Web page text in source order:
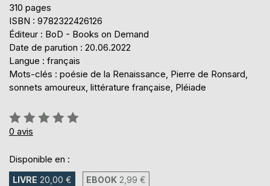
310 pages
ISBN : 9782322426126
Éditeur : BoD - Books on Demand
Date de parution : 20.06.2022
Langue : français
Mots-clés : poésie de la Renaissance, Pierre de Ronsard,
sonnets amoureux, littérature française, Pléiade
Évaluation:
0%
0 avis
Disponible en :
LIVRE 20,00 € EBOOK 2,99 €